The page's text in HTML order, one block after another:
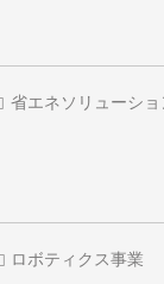
省エネソリューショ
ロボティクス事業